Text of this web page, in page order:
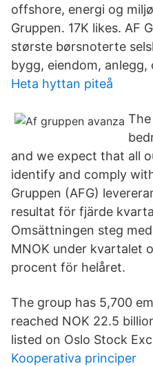
offshore, energi og
Gruppen. 17K likes. AF
største børsnoterte
bygg, eiendom,
Heta hyttan piteå
and we expect that all
identify and comply
Gruppen (AFG)
resultat för fjärde
Omsättningen steg
MNOK under kvartalet
procent för helåret.
The group has 5,700
reached NOK 22.5
listed on Oslo Stock
Kooperativa principer